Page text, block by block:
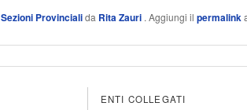
Sezioni Provincialida Rita Zauri . Aggiungi il permalink
ENTI COLLEGATI